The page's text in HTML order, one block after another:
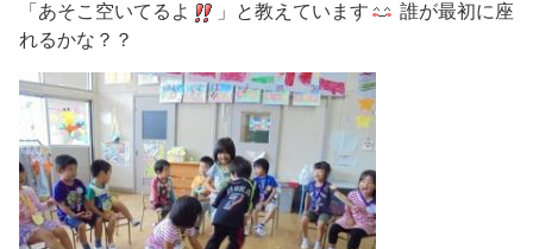
「あそこ空いてるよ 」と教えています
誰が最初に座
れるかな？？